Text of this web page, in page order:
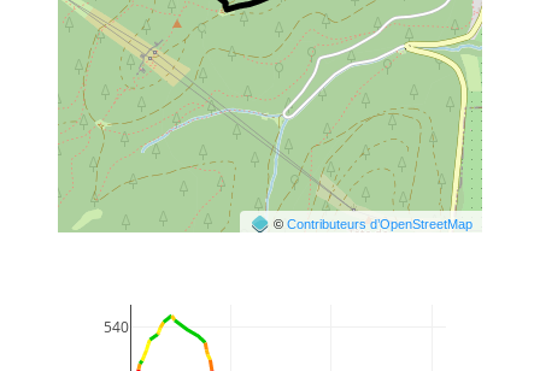
©Contributeurs d’OpenStreetMap
540